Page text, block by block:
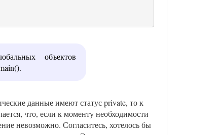
объектов
данные имеют статус private, то к
что, если к моменту необходимости
невозможно. Согласитесь, хотелось бы